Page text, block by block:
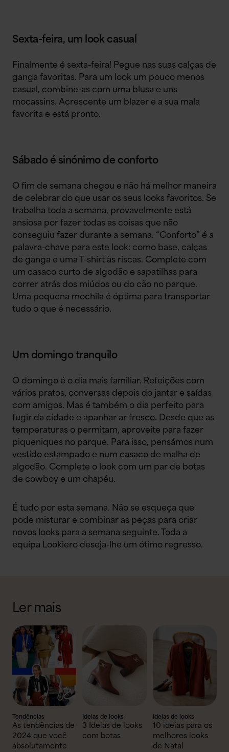
Sexta-feira, um look casual
Finalmente é sexta-feira! Pegue nas suas calças de
ganga favoritas. Para um look um pouco menos
casual, combine-as com uma blusa e uns
mocassins. Acrescente um blazer e a sua mala
favorita e está pronto.
Sábado é sinónimo de conforto
O fim de semana chegou e não há melhor maneira
de celebrar do que usar os seus looks favoritos. Se
trabalha toda a semana, provavelmente está
ansiosa por fazer todas as coisas que não
conseguiu fazer durante a semana. “Conforto” é a
palavra-chave para este look: como base, calças
de ganga e uma T-shirt às riscas. Complete com
um casaco curto de algodão e sapatilhas para
correr atrás dos miúdos ou do cão no parque.
Uma pequena mochila é óptima para transportar
tudo o que é necessário.
Um domingo tranquilo
O domingo é o dia mais familiar. Refeições com
vários pratos, conversas depois do jantar e saídas
com amigos. Mas é também o dia perfeito para
fugir da cidade e apanhar ar fresco. Desde que as
temperaturas o permitam, aproveite para fazer
piqueniques no parque. Para isso, pensámos num
vestido estampado e num casaco de malha de
algodão. Complete o look com um par de botas
de cowboy e um chapéu.
É tudo por esta semana. Não se esqueça que
pode misturar e combinar as peças para criar
novos looks para a semana seguinte. Toda a
equipa Lookiero deseja-lhe um ótimo regresso.
Ler mais
Tendências
As tendências de
2024 que você
absolutamente
Ideias de looks
3 Ideias de looks
com botas
Ideias de looks
10 ideias para os
melhores looks
de Natal